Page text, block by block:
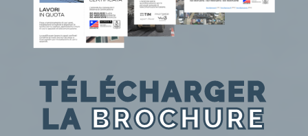
TÉLÉCHARGER
LA BROCHURE